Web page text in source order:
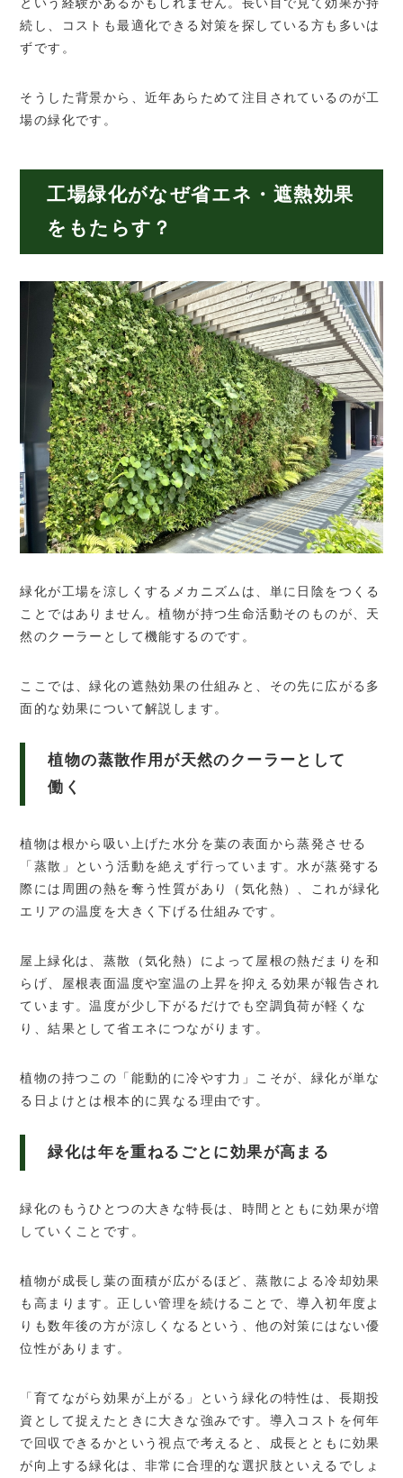
という経験があるかもしれません。長い目で見て効果が持
続し、コストも最適化できる対策を探している方も多いは
ずです。
そうした背景から、近年あらためて注目されているのが工
場の緑化です。
工場緑化がなぜ省エネ・遮熱効果
をもたらす？
緑化が工場を涼しくするメカニズムは、単に日陰をつくる
ことではありません。植物が持つ生命活動そのものが、天
然のクーラーとして機能するのです。
ここでは、緑化の遮熱効果の仕組みと、その先に広がる多
面的な効果について解説します。
植物の蒸散作用が天然のクーラーとして
働く
植物は根から吸い上げた水分を葉の表面から蒸発させる
「蒸散」という活動を絶えず行っています。水が蒸発する
際には周囲の熱を奪う性質があり（気化熱）、これが緑化
エリアの温度を大きく下げる仕組みです。
屋上緑化は、蒸散（気化熱）によって屋根の熱だまりを和
らげ、屋根表面温度や室温の上昇を抑える効果が報告され
ています。温度が少し下がるだけでも空調負荷が軽くな
り、結果として省エネにつながります。
植物の持つこの「能動的に冷やす力」こそが、緑化が単な
る日よけとは根本的に異なる理由です。
緑化は年を重ねるごとに効果が高まる
緑化のもうひとつの大きな特長は、時間とともに効果が増
していくことです。
植物が成長し葉の面積が広がるほど、蒸散による冷却効果
も高まります。正しい管理を続けることで、導入初年度よ
りも数年後の方が涼しくなるという、他の対策にはない優
位性があります。
「育てながら効果が上がる」という緑化の特性は、長期投
資として捉えたときに大きな強みです。導入コストを何年
で回収できるかという視点で考えると、成長とともに効果
が向上する緑化は、非常に合理的な選択肢といえるでしょ